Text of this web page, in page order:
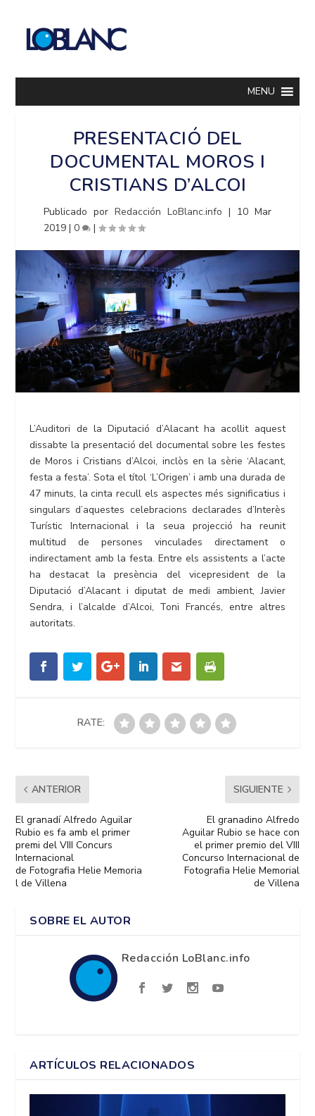
MENU
PRESENTACIÓ DEL
DOCUMENTAL MOROS I
CRISTIANS D’ALCOI
Publicado porRedacción LoBlanc.info | 10 Mar
2019 |0 |
L’Auditori de la Diputació d’Alacant ha acollit aquest
dissabte la presentació del documental sobre les festes
de Moros i Cristians d’Alcoi, inclòs en la sèrie ‘Alacant,
festa a festa’. Sota el títol ‘L’Origen’ i amb una durada de
47 minuts, la cinta recull els aspectes més significatius i
singulars d’aquestes celebracions declarades d’Interès
Turístic Internacional i la seua projecció ha reunit
multitud de persones vinculades directament o
indirectament amb la festa. Entre els assistents a l’acte
ha destacat la presència del vicepresident de la
Diputació d’Alacant i diputat de medi ambient, Javier
Sendra, i l’alcalde d’Alcoi, Toni Francés, entre altres
autoritats.
RATE:
ANTERIOR
El granadí Alfredo Aguilar
Rubio es fa amb el primer
premi del VIII Concurs
Internacional
de Fotografia Helie Memoria
l de Villena
SIGUIENTE
El granadino Alfredo
Aguilar Rubio se hace con
el primer premio del VIII
Concurso Internacional de
Fotografia Helie Memorial
de Villena
SOBRE EL AUTOR
Redacción LoBlanc.info
ARTÍCULOS RELACIONADOS